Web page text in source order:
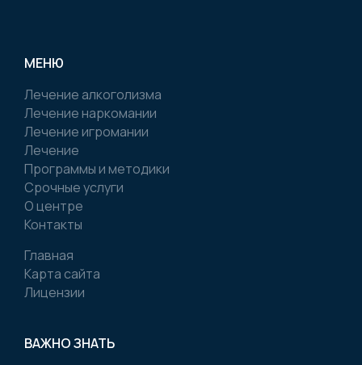
МЕНЮ
Лечение алкоголизма
Лечение наркомании
Лечение игромании
Лечение
Программы и методики
Срочные услуги
О центре
Контакты
Главная
Карта сайта
Лицензии
ВАЖНО ЗНАТЬ